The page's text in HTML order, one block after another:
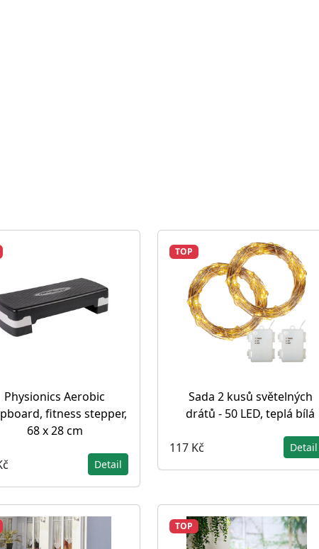
Physionics Aerobic
fitness stepper,
68 x 28 cm
Detail
TOP
Sada 2 kusů světelných
drátů - 50 LED, teplá bílá
117 Kč Detail
TOP